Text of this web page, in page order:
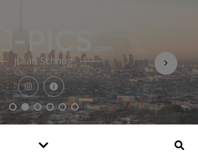
Julian Schnug